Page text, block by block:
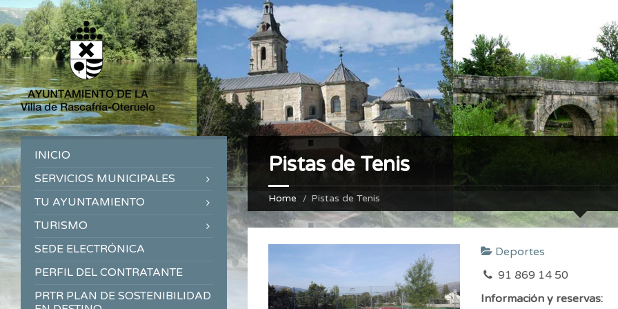
Pistas de Tenis
Home Pistas de Tenis
Deportes
91 869 14 50
Información y reservas:
INICIO
SERVICIOS MUNICIPALES
TU AYUNTAMIENTO
TURISMO
SEDE ELECTRÓNICA
PERFIL DEL CONTRATANTE
PRTR PLAN DE SOSTENIBILIDAD